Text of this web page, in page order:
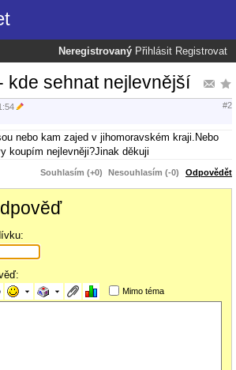
Neregistrovaný Přihlásit Registrovat
kde sehnat nejlevnější
#2
nebo kam zajed v jihomoravském kraji.Nebo
koupím nejlevněji?Jinak děkuji
Souhlasím (+0) Nesouhlasím (-0) Odpovědět
Mimo téma